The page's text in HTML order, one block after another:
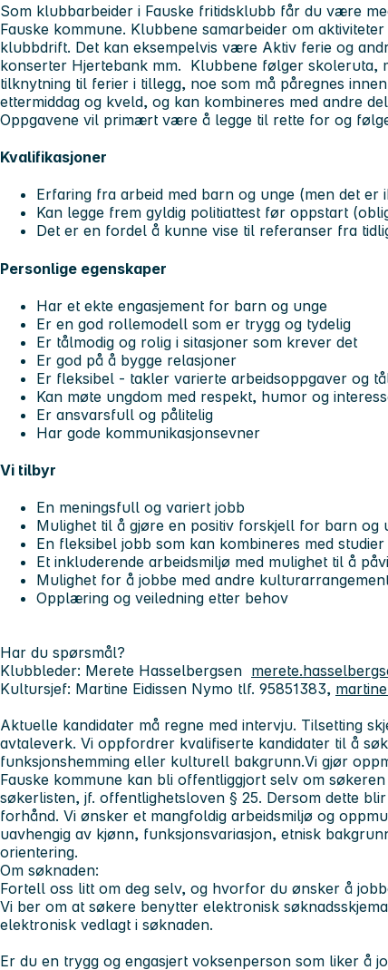
Som klubbarbeider i Fauske fritidsklubb får du være
Fauske kommune. Klubbene samarbeider om
klubbdrift. Det kan eksempelvis være Aktiv ferie og
konserter Hjertebank mm. Klubbene følger skoleruta,
tilknytning til ferier i tillegg, noe som må påregnes
ettermiddag og kveld, og kan kombineres med andre
Oppgavene vil primært være å legge til rette for og
Kvalifikasjoner
Erfaring fra arbeid med barn og unge (men det er
Kan legge frem gyldig politiattest før oppstart
Det er en fordel å kunne vise til referanser fra
Personlige egenskaper
Har et ekte engasjement for barn og unge
Er en god rollemodell som er trygg og tydelig
Er tålmodig og rolig i sitasjoner som krever det
Er god på å bygge relasjoner
Er fleksibel - takler varierte arbeidsoppgaver og
Kan møte ungdom med respekt, humor og
Er ansvarsfull og pålitelig
Har gode kommunikasjonsevner
Vi tilbyr
En meningsfull og variert jobb
Mulighet til å gjøre en positiv forskjell for barn og
En fleksibel jobb som kan kombineres med
Et inkluderende arbeidsmiljø med mulighet til å
Mulighet for å jobbe med andre
Opplæring og veiledning etter behov
Har du spørsmål?
Klubbleder: Merete Hasselbergsen
Kultursjef: Martine Eidissen Nymo tlf. 95851383,
Aktuelle kandidater må regne med intervju. Tilsetting
avtaleverk. Vi oppfordrer kvalifiserte kandidater til å
funksjonshemming eller kulturell bakgrunn.Vi gjør
Fauske kommune kan bli offentliggjort selv om
søkerlisten, jf. offentlighetsloven § 25. Dersom dette
forhånd. Vi ønsker et mangfoldig arbeidsmiljø og
uavhengig av kjønn, funksjonsvariasjon, etnisk
orientering.
Om søknaden:
Fortell oss litt om deg selv, og hvorfor du ønsker å
Vi ber om at søkere benytter elektronisk
elektronisk vedlagt i søknaden.
Er du en trygg og engasjert voksenperson som liker å